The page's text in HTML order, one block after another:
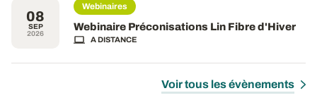
08
SEP
2026
Webinaires
Webinaire Préconisations Lin Fibre d'Hiver
A DISTANCE
Voir tous les évènements